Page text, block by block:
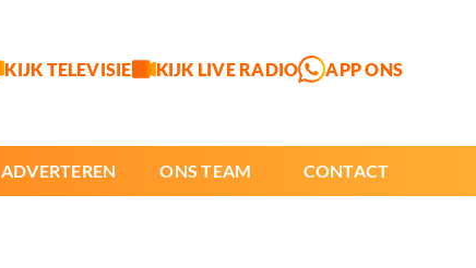
KIJK TELEVISIE KIJK LIVE RADIO APP ONS
ADVERTEREN ONS TEAM CONTACT